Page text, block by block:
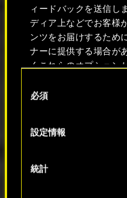
ィードバックを送信し
ディア上などでお客様
ンツをお届けするため
ナーに提供する場合が
くこれらのオプション
Cookieの使用およびパ
する詳細は、下記の「
ださい。
必須
設定情報
統計
バイク用ネ
バイクに新し
追加。ド派手
けろ！
と、バイクの